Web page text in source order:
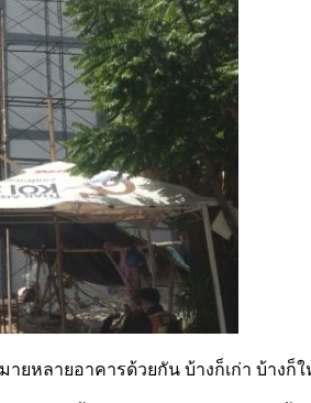
ลายอาคารด้วยกัน บ้างก็เก่า บ้างก็ใ